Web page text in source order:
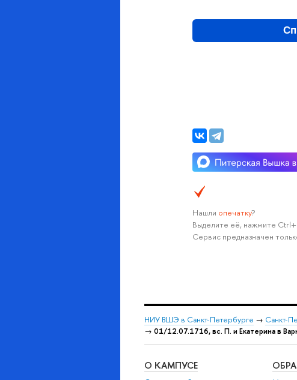
Нашли опечатку?
Выделите её, нажмите
Сервис предназначен
НИУ ВШЭ в Санкт-Петербурге → Санкт-
→ 01/12.07.1716, вс. П. и Екатерина в
О КАМПУСЕ